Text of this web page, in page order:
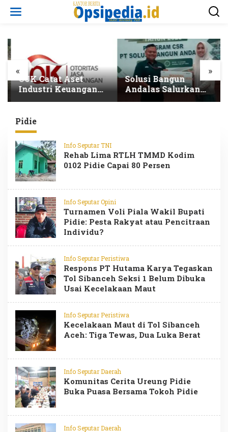
« »
OJK Catat Aset
Industri Keuangan
2025
Solusi Bangun
Andalas Salurkan
Pidie
Info Seputar TNI
Rehab Lima RTLH TMMD Kodim
0102 Pidie Capai 80 Persen
Info Seputar Opini
Turnamen Voli Piala Wakil Bupati
Pidie: Pesta Rakyat atau Pencitraan
Individu?
Info Seputar Peristiwa
Respons PT Hutama Karya Tegaskan
Tol Sibanceh Seksi 1 Belum Dibuka
Usai Kecelakaan Maut
Info Seputar Peristiwa
Kecelakaan Maut di Tol Sibanceh
Aceh: Tiga Tewas, Dua Luka Berat
Info Seputar Daerah
Komunitas Cerita Ureung Pidie
Buka Puasa Bersama Tokoh Pidie
Info Seputar Daerah